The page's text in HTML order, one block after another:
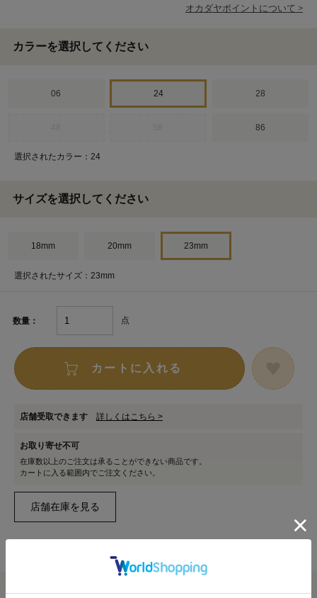
オカダヤポイントについて >
カラーを選択してください
06 24 28
86
選択されたカラー：24
サイズを選択してください
18mm 20mm 23mm
選択されたサイズ：23mm
数量： 点
カートに入れる
店舗受取できます 詳しくはこちら >
お取り寄せ不可
在庫数以上のご注文は承ることができない商品です。
カートに入る範囲内でご注文ください。